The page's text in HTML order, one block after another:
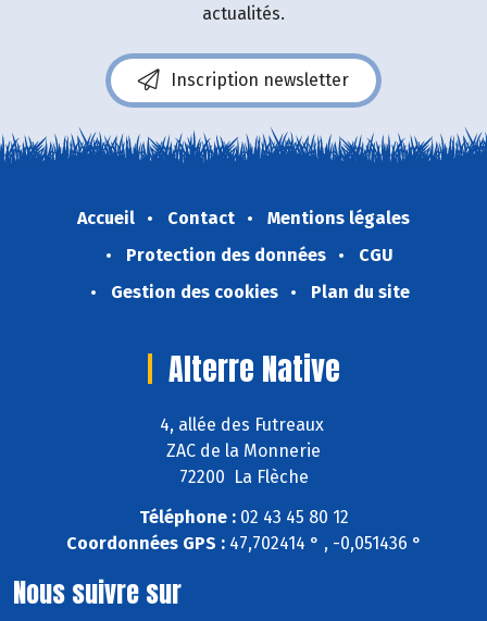
actualités.
Inscription newsletter
Accueil Contact
Mentions légales
Protection des données
CGU
Gestion des cookies
Plan du site
Alterre Native
4, allée des Futreaux
ZAC de la Monnerie
72200 La Flèche
Téléphone :02 43 45 80 12
Coordonnées GPS :47,702414 ° , -0,051436 °
Nous suivre sur